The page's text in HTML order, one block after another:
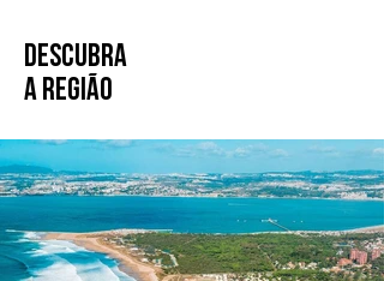
DESCUBRA
A REGIÃO